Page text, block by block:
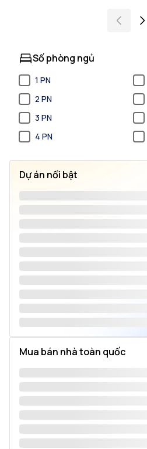
Số phòng ngủ
1 PN
2 PN
3 PN
4 PN
Dự án nổi bật
Mua bán nhà toàn quốc